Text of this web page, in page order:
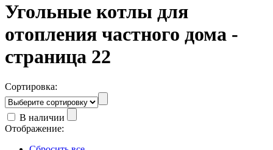
Угольные котлы для
отопления частного дома -
страница 22
Сортировка:
В наличии
Отображение: